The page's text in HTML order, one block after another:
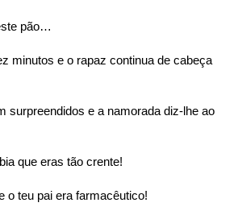
pão…
minutos e o rapaz continua de cabeça
surpreendidos e a namorada diz-lhe ao
que eras tão crente!
o teu pai era farmacêutico!